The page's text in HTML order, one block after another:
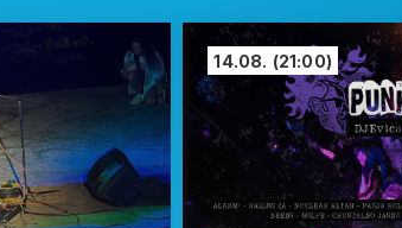
14.08. (21:00)